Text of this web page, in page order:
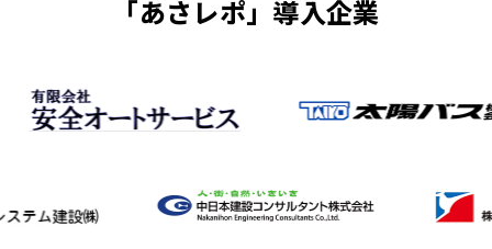
「あさレポ」導入企業